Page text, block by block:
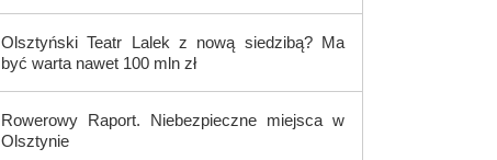
Olsztyński Teatr Lalek z nową siedzibą? Ma
być warta nawet 100 mln zł
Rowerowy Raport. Niebezpieczne miejsca w
Olsztynie